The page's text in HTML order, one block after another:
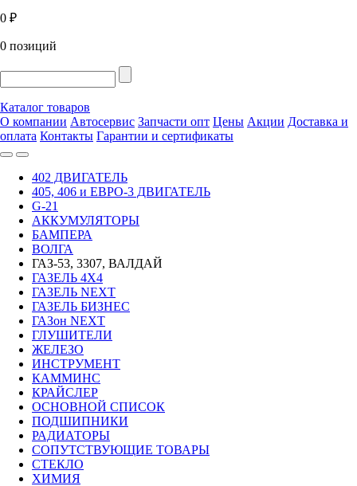
0 ₽
0 позиций
Каталог товаров
О компании Автосервис Запчасти опт Цены Акции Доставка и
оплата Контакты Гарантии и сертификаты
402 ДВИГАТЕЛЬ
405, 406 и ЕВРО-3 ДВИГАТЕЛЬ
G-21
АККУМУЛЯТОРЫ
БАМПЕРА
ВОЛГА
ГАЗ-53, 3307, ВАЛДАЙ
ГАЗЕЛЬ 4Х4
ГАЗЕЛЬ NEXT
ГАЗЕЛЬ БИЗНЕС
ГАЗон NEXT
ГЛУШИТЕЛИ
ЖЕЛЕЗО
ИНСТРУМЕНТ
КАММИНС
КРАЙСЛЕР
ОСНОВНОЙ СПИСОК
ПОДШИПНИКИ
РАДИАТОРЫ
СОПУТСТВУЮЩИЕ ТОВАРЫ
СТЕКЛО
ХИМИЯ